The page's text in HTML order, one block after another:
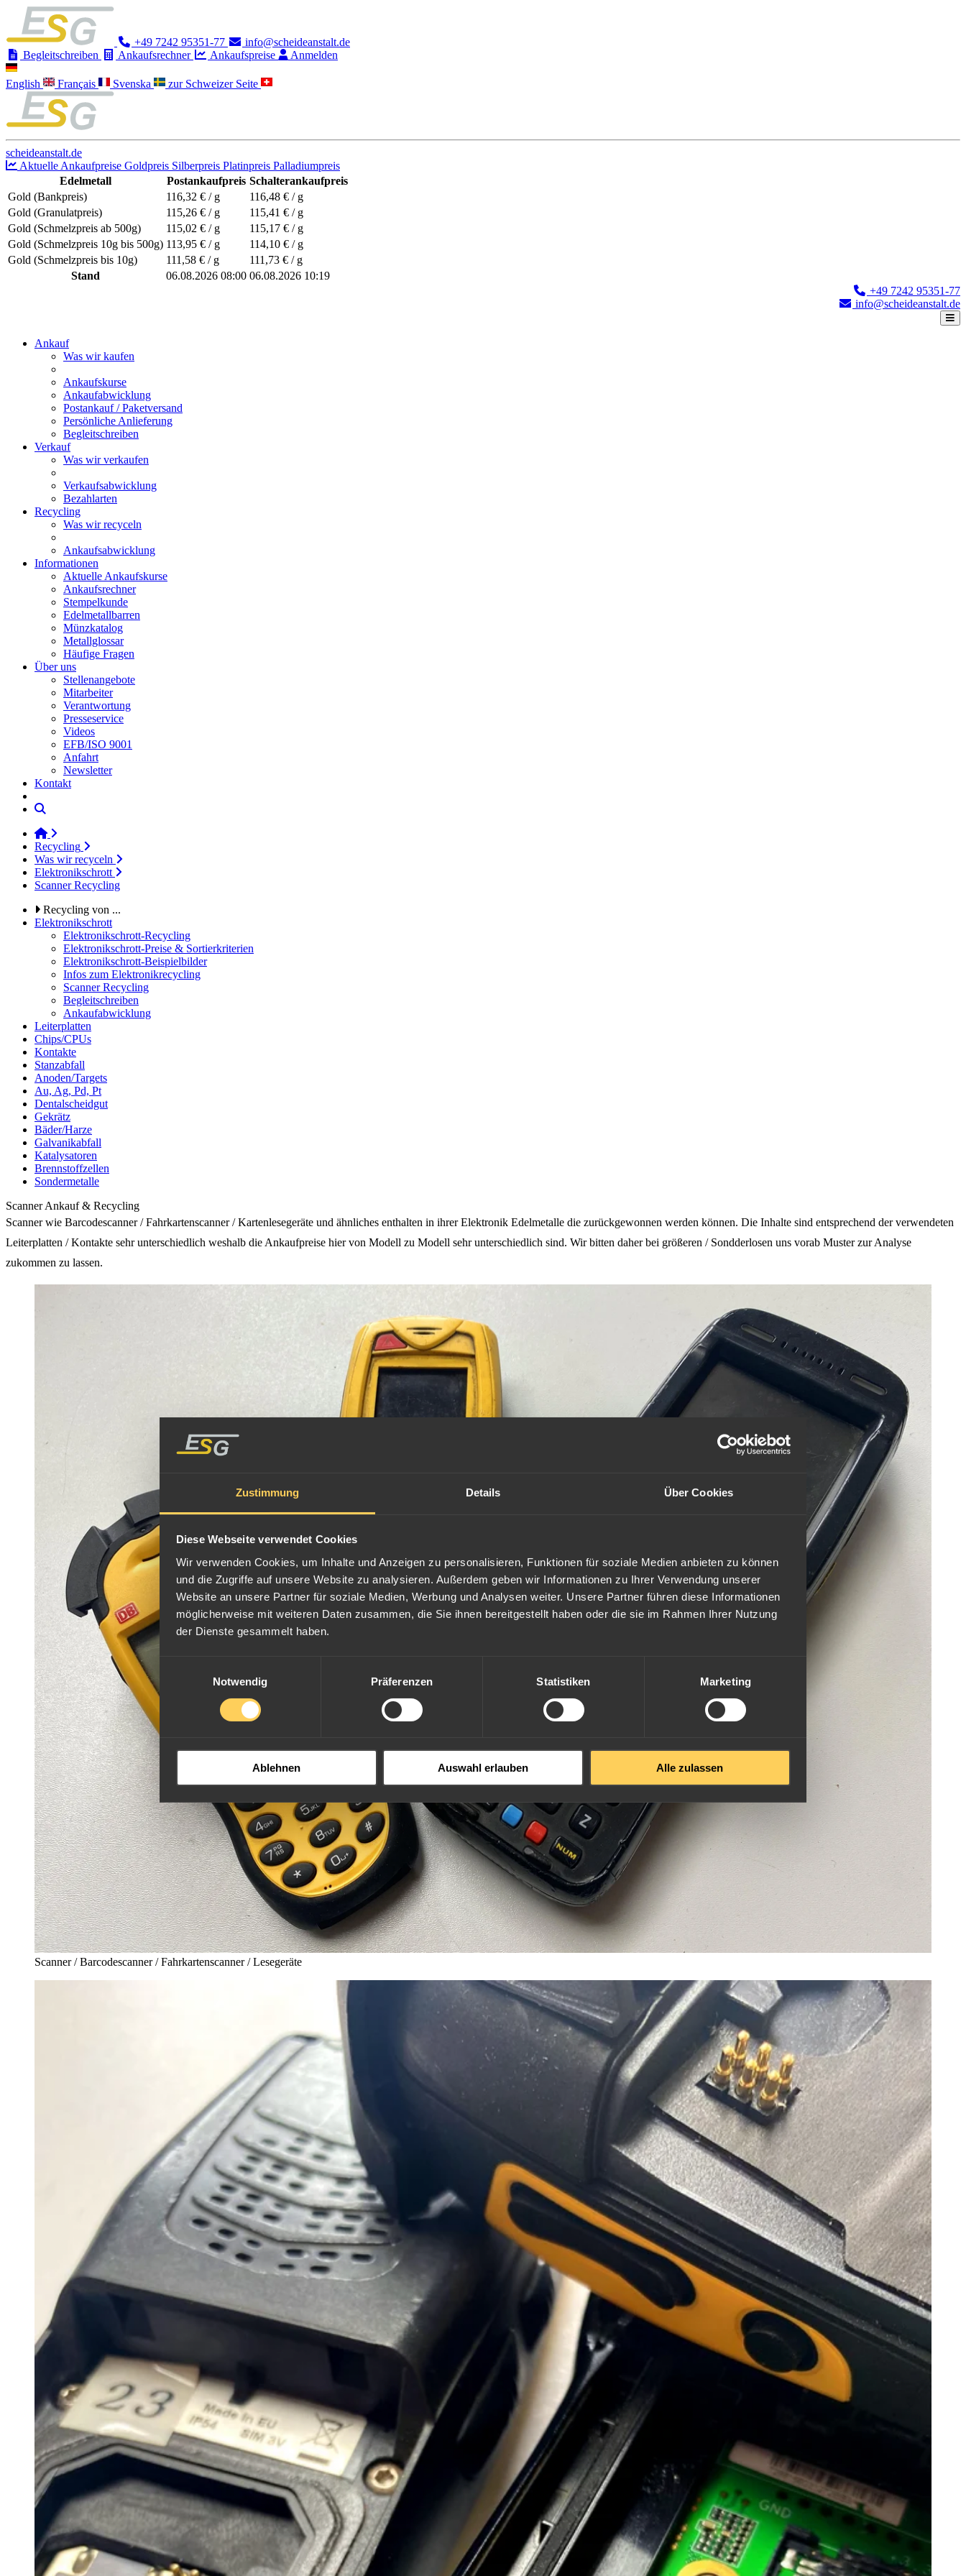
Zustimmung Details Über Cookies
Diese Webseite verwendet Cookies
Wir verwenden Cookies, um Inhalte und Anzeigen zu personalisieren, Funktionen für soziale Medien anbieten zu können
und die Zugriffe auf unsere Website zu analysieren. Außerdem geben wir Informationen zu Ihrer Verwendung unserer
Website an unsere Partner für soziale Medien, Werbung und Analysen weiter. Unsere Partner führen diese Informationen
möglicherweise mit weiteren Daten zusammen, die Sie ihnen bereitgestellt haben oder die sie im Rahmen Ihrer Nutzung
der Dienste gesammelt haben.
Notwendig
Präferenzen Statistiken Marketing
Ablehnen Auswahl erlauben Alle zulassen
+49 7242 95351-77
info@scheideanstalt.de
Begleitschreiben
Ankaufsrechner Ankaufspreise Anmelden
English Français Svenska zur Schweizer Seite
scheideanstalt.de
Aktuelle Ankaufpreise Goldpreis Silberpreis Platinpreis Palladiumpreis
Edelmetall
Postankaufpreis Schalterankaufpreis
Gold (Bankpreis)
116,32 € / g 116,48 € / g
Gold (Granulatpreis)
115,26 € / g 115,41 € / g
Gold (Schmelzpreis ab 500g)
115,02 € / g 115,17 € / g
Gold (Schmelzpreis 10g bis 500g) 113,95 € / g 114,10 € / g
Gold (Schmelzpreis bis 10g)
111,58 € / g 111,73 € / g
Stand
06.08.2026 08:00 06.08.2026 10:19
+49 7242 95351-77
info@scheideanstalt.de
Ankauf
Was wir kaufen
Ankaufskurse
Ankaufabwicklung
Postankauf / Paketversand
Persönliche Anlieferung
Begleitschreiben
Verkauf
Was wir verkaufen
Verkaufsabwicklung
Bezahlarten
Recycling
Was wir recyceln
Ankaufsabwicklung
Informationen
Aktuelle Ankaufskurse
Ankaufsrechner
Stempelkunde
Edelmetallbarren
Münzkatalog
Metallglossar
Häufige Fragen
Über uns
Stellenangebote
Mitarbeiter
Verantwortung
Presseservice
Videos
EFB/ISO 9001
Anfahrt
Newsletter
Kontakt
Recycling
Was wir recyceln
Elektronikschrott
Scanner Recycling
Recycling von ...
Elektronikschrott
Elektronikschrott-Recycling
Elektronikschrott-Preise & Sortierkriterien
Elektronikschrott-Beispielbilder
Infos zum Elektronikrecycling
Scanner Recycling
Begleitschreiben
Ankaufabwicklung
Leiterplatten
Chips/CPUs
Kontakte
Stanzabfall
Anoden/Targets
Au, Ag, Pd, Pt
Dentalscheidgut
Gekrätz
Bäder/Harze
Galvanikabfall
Katalysatoren
Brennstoffzellen
Sondermetalle
Scanner Ankauf & Recycling
Scanner wie Barcodescanner / Fahrkartenscanner / Kartenlesegeräte und ähnliches enthalten in ihrer Elektronik Edelmetalle die zurückgewonnen werden können. Die Inhalte sind entsprechend der verwendeten
Leiterplatten / Kontakte sehr unterschiedlich weshalb die Ankaufpreise hier von Modell zu Modell sehr unterschiedlich sind. Wir bitten daher bei größeren / Sondderlosen uns vorab Muster zur Analyse
zukommen zu lassen.
Scanner / Barcodescanner / Fahrkartenscanner / Lesegeräte